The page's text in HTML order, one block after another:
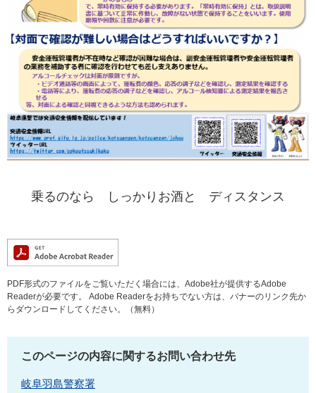
乗るのなら しっかりお酒と ディスタンス
PDF形式のファイルをご覧いただく場合には、Adobe社が提供するAdobe
Readerが必要です。
Adobe Readerをお持ちでない方は、バナーのリンク先か
らダウンロードしてください。（無料）
このページの内容に関するお問い合わせ先
岐阜羽島警察署